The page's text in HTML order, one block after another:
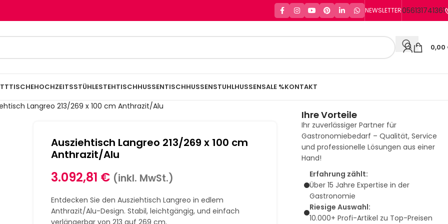
NEWSLETTER056131741361
0,00
HOCHZEITSSTÜHLESTEHTISCHHUSSENTISCHHUSSENSTUHLHUSSENSALE %KONTAKT
Langreo 213/269 x 100 cm Anthrazit/Alu
Ausziehtisch Langreo 213/269 x 100 cm
Anthrazit/Alu
3.092,81 € (inkl. MwSt.)
Entdecken Sie den Ausziehtisch Langreo in edlem
Anthrazit/Alu-Design. Stabil, leichtgängig, und einfach
verlängerbar von 213 auf 269 cm.
Ihre Vorteile
Ihr zuverlässiger Partner für
Gastronomiebedarf – Qualität, Service
und professionelle Lösungen aus einer
Hand!
Erfahrung zählt:
Über 15 Jahre Expertise in der
Gastronomie
Riesige Auswahl:
10.000+ Profi-Artikel zu Top-Preisen